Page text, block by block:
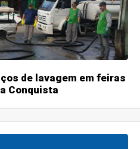
de lavagem em feiras
Conquista